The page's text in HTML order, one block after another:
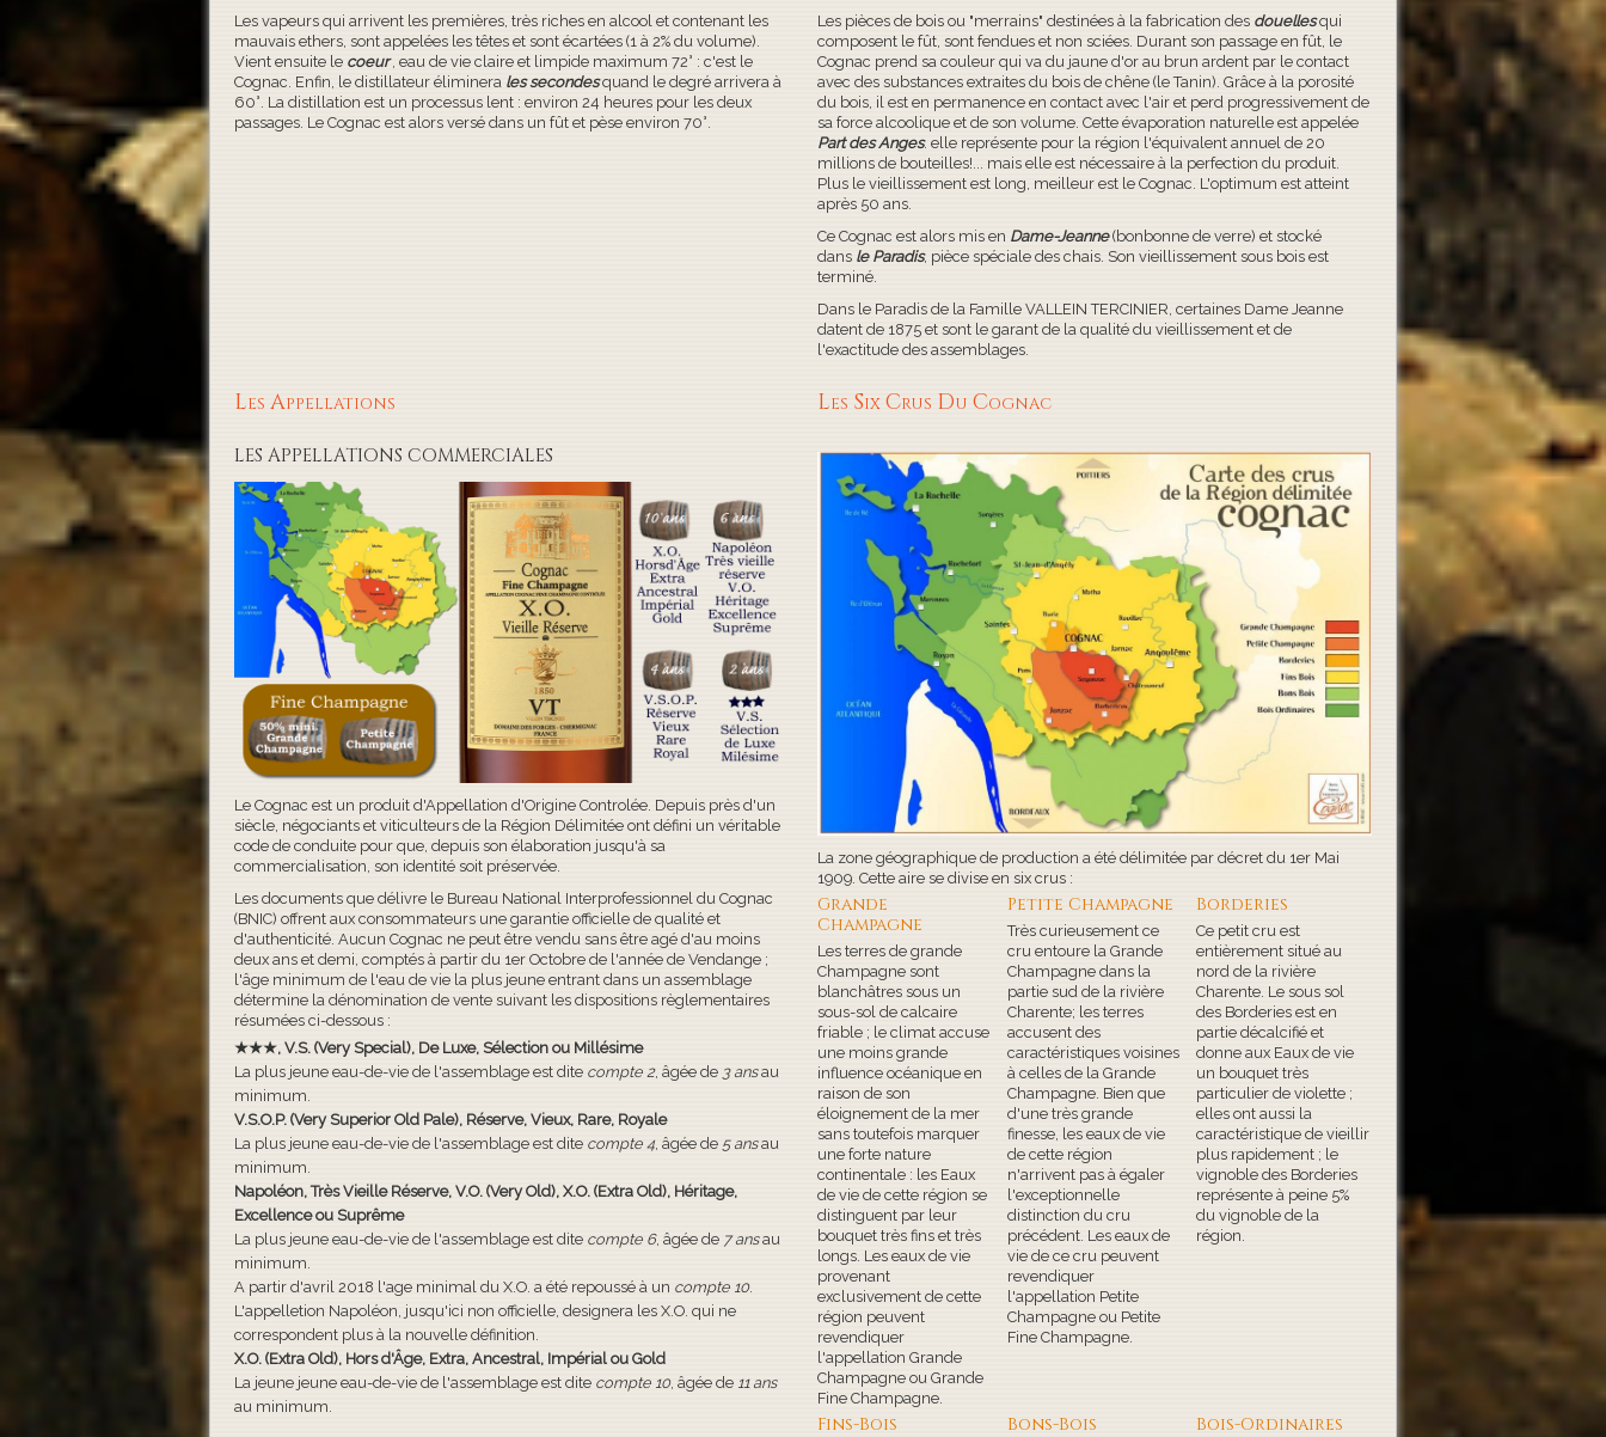
Les vapeurs qui arrivent les premières, très riches en alcool et contenant les
mauvais ethers, sont appelées les têtes et sont écartées (1 à 2% du volume).
Vient ensuite le coeur, eau de vie claire et limpide maximum 72° : c'est le
Cognac. Enfin, le distillateur éliminera les secondesquand le degré arrivera à
60°. La distillation est un processus lent : environ 24 heures pour les deux
passages. Le Cognac est alors versé dans un fût et pèse environ 70°.
Les pièces de bois ou "merrains" destinées à la fabrication des douellesqui
composent le fût, sont fendues et non sciées. Durant son passage en fût, le
Cognac prend sa couleur qui va du jaune d'or au brun ardent par le contact
avec des substances extraites du bois de chêne (le Tanin). Grâce à la porosité
du bois, il est en permanence en contact avec l'air et perd progressivement de
sa force alcoolique et de son volume. Cette évaporation naturelle est appelée
Part des Anges. elle représente pour la région l'équivalent annuel de 20
millions de bouteilles!... mais elle est nécessaire à la perfection du produit.
Plus le vieillissement est long, meilleur est le Cognac. L'optimum est atteint
après 50 ans.
Ce Cognac est alors mis en Dame-Jeanne(bonbonne de verre) et stocké
dans le Paradis, pièce spéciale des chais. Son vieillissement sous bois est
terminé.
Dans le Paradis de la Famille VALLEIN TERCINIER, certaines Dame Jeanne
datent de 1875 et sont le garant de la qualité du vieillissement et de
l'exactitude des assemblages.
Les Appellations
LES APPELLATIONS COMMERCIALES
Le Cognac est un produit d'Appellation d'Origine Controlée. Depuis près d'un
siècle, négociants et viticulteurs de la Région Délimitée ont défini un véritable
code de conduite pour que, depuis son élaboration jusqu'à sa
commercialisation, son identité soit préservée.
Les documents que délivre le Bureau National Interprofessionnel du Cognac
(BNIC) offrent aux consommateurs une garantie officielle de qualité et
d'authenticité. Aucun Cognac ne peut être vendu sans être agé d'au moins
deux ans et demi, comptés à partir du 1er Octobre de l'année de Vendange ;
l'âge minimum de l'eau de vie la plus jeune entrant dans un assemblage
détermine la dénomination de vente suivant les dispositions règlementaires
résumées ci-dessous :
★★★, V.S. (Very Special), De Luxe, Sélection ou Millésime
La plus jeune eau-de-vie de l'assemblage est dite compte 2, âgée de 3 ansau
minimum.
V.S.O.P. (Very Superior Old Pale), Réserve, Vieux, Rare, Royale
La plus jeune eau-de-vie de l'assemblage est dite compte 4 , âgée de 5 ansau
minimum.
Napoléon, Très Vieille Réserve, V.O. (Very Old), X.O. (Extra Old), Héritage,
Excellence ou Suprême
La plus jeune eau-de-vie de l'assemblage est dite compte 6, âgée de 7 ansau
minimum.
A partir d'avril 2018 l'age minimal du X.O. a été repoussé à un compte 10.
L'appelletion Napoléon, jusqu'ici non officielle, designera les X.O. qui ne
correspondent plus à la nouvelle définition.
X.O. (Extra Old), Hors d'Âge, Extra, Ancestral, Impérial ou Gold
La jeune jeune eau-de-vie de l'assemblage est dite compte 10, âgée de 11 ans
au minimum.
Les Six Crus Du Cognac
La zone géographique de production a été délimitée par décret du 1er Mai
1909. Cette aire se divise en six crus :
Grande
Champagne
Les terres de grande
Champagne sont
blanchâtres sous un
sous-sol de calcaire
friable ; le climat accuse
une moins grande
influence océanique en
raison de son
éloignement de la mer
sans toutefois marquer
une forte nature
continentale : les Eaux
de vie de cette région se
distinguent par leur
bouquet très fins et très
longs. Les eaux de vie
provenant
exclusivement de cette
région peuvent
revendiquer
l'appellation Grande
Champagne ou Grande
Fine Champagne.
Petite Champagne
Très curieusement ce
cru entoure la Grande
Champagne dans la
partie sud de la rivière
Charente; les terres
accusent des
caractéristiques voisines
à celles de la Grande
Champagne. Bien que
d'une très grande
finesse, les eaux de vie
de cette région
n'arrivent pas à égaler
l'exceptionnelle
distinction du cru
précédent. Les eaux de
vie de ce cru peuvent
revendiquer
l'appellation Petite
Champagne ou Petite
Fine Champagne.
Borderies
Ce petit cru est
entièrement situé au
nord de la rivière
Charente. Le sous sol
des Borderies est en
partie décalcifié et
donne aux Eaux de vie
un bouquet très
particulier de violette ;
elles ont aussi la
caractéristique de vieillir
plus rapidement ; le
vignoble des Borderies
représente à peine 5%
du vignoble de la
région.
Fins-Bois Bons-Bois Bois-Ordinaires